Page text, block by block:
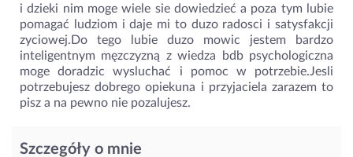
i dzieki nim moge wiele sie dowiedzieć a poza tym lubie
pomagać ludziom i daje mi to duzo radosci i satysfakcji
zyciowej.Do tego lubie duzo mowic jestem bardzo
inteligentnym męzczyzną z wiedza bdb psychologiczna
moge doradzic wysluchać i pomoc w potrzebie.Jesli
potrzebujesz dobrego opiekuna i przyjaciela zarazem to
pisz a na pewno nie pozalujesz.
Szczegóły o mnie